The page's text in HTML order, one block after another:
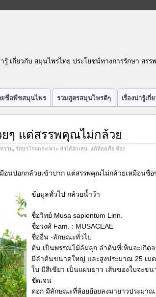
ารู้ เกี่ยวกับ สมุนไพรไทย ประโยชน์ทางการรักษา
ยชื่อพืชสมุนไพร รวมสูตรสมุนไพรดีๆ เรื่องน่ารู้เ
ๆ แต่สรรพคุณไม่กล้วย
วาน รักษาโรคกระเพาะ ลำไส้อักเสบ
แก้ท้องเสีย ท้อง
อนปอกกล้วยเข้าปาก แต่สรรพคุณไม่กล้วยเหมือนชื่
ข้อมูลทั่วไป กล้วยน้ำว้า
ชื่อวิทย์ Musa sapientum Linn.
ชื่อวงศ์ Fam. : MUSACEAE
ชื่ออื่น -ลักษณะทั่่วไป
ต้น เป็นพรรณไม้ล้มลุก ลำต้นที่เห็นจะเกิด
มีลำต้นขนาดใหญ่ และสูงประมาณ 25 เม
ใบ มีสีเขียว เป็นแผ่นยาว เส้นของใบจะข
ชัดเจน
ดอก มีลักษณะที่ห้อยย้อยลงมายาวประมา